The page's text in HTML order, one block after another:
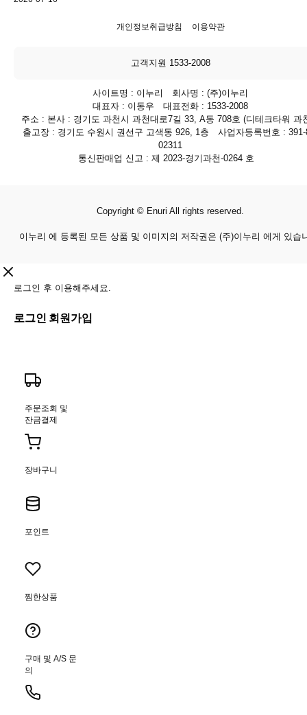
개인정보취급방침 이용약관
고객지원 1533-2008
사이트명 : 이누리 회사명 : (주)이누리
대표자 : 이동우 대표전화 : 1533-2008
주소 : 본사 : 경기도 과천시 과천대로7길 33, A동 708호 (디테크타워 과
출고장 : 경기도 수원시 권선구 고색동 926, 1층 사업자등록번호 : 391-
02311
통신판매업 신고 : 제 2023-경기과천-0264 호
Copyright © Enuri All rights reserved.
이누리 에 등록된 모든 상품 및 이미지의 저작권은 (주)이누리 에게 있습
로그인 후 이용해주세요.
로그인 회원가입
주문조회 및
잔금결제
장바구니
포인트
찜한상품
구매 및 A/S 문
의